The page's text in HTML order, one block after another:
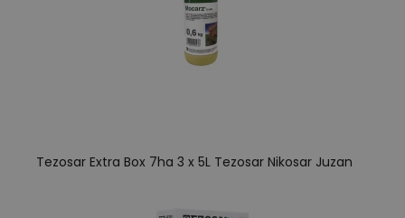
Tezosar Extra Box 7ha 3 x 5L Tezosar Nikosar Juzan